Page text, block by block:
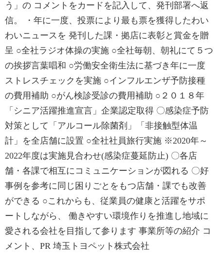
う」の コメントをカードを記入して、発刊部署へ返
信。 ・年に一度、投票により最も票を獲得したわい
わいニュースを 発刊した課・拠店に表彰と賞金を贈
呈 ○全社ラジオ体操の実施 ○全社毎朝、朝礼にて５つ
の挨拶言葉唱和 ○労働安全衛生法に基づき年に一度
ストレスチェックを実施 ○インフルエンザ予防接種
の費用補助 ○がん検診受診の費用補助 ○２０１８年
「シニア活躍推進宣言」企業認定取得 〇感染症予防
対策として「アルコール除菌剤」「非接触型体温
計」を全店舗に設置 ○全社社員旅行実施 ※2020年～
2022年度は実施見合わせ(感染症蔓延防止) 〇各店
舗・各課で相互にコミュニケーションが図れる 〇好
事例を参考に同じ困りごとをもつ店舗・課でも改善
ができる ○これからも、従業員の健康と活躍をサポ
ートしながら、 働きやすい環境作りを推進し地域に
愛される会社を目指して参ります 事業所等の紹介 コ
メント、PR 埼玉トヨペット株式会社